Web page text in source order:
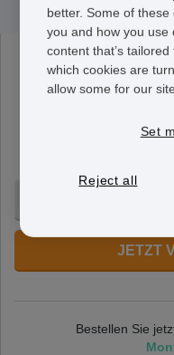
35
Mikrogramm
3
JETZT
Bestellen Sie
better. Some of
you and how you use
content that’s
which cookies are
allow some for our
Set
Reject all